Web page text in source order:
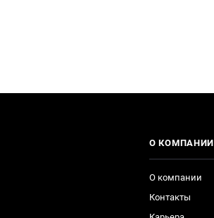
О КОМПАНИИ
О компании
Контакты